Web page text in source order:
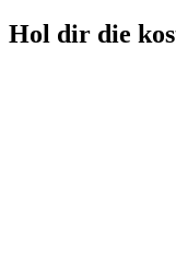
Hol dir die